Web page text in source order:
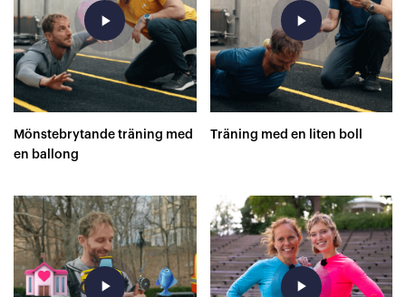
play_arrow
Mönstebrytande träning med
en ballong
play_arrow
Träning med en liten boll
play_arrow play_arrow